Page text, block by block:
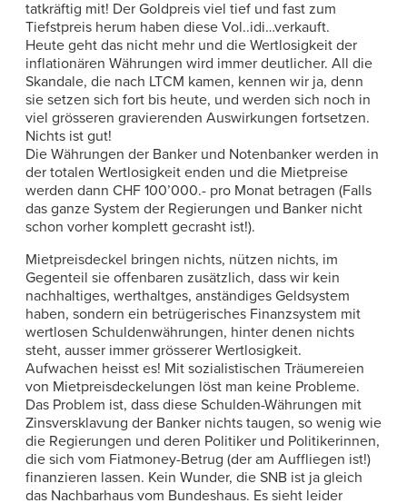
tatkräftig mit! Der Goldpreis viel tief und fast zum
Tiefstpreis herum haben diese Vol..idi…verkauft.
Heute geht das nicht mehr und die Wertlosigkeit der
inflationären Währungen wird immer deutlicher. All die
Skandale, die nach LTCM kamen, kennen wir ja, denn
sie setzen sich fort bis heute, und werden sich noch in
viel grösseren gravierenden Auswirkungen fortsetzen.
Nichts ist gut!
Die Währungen der Banker und Notenbanker werden in
der totalen Wertlosigkeit enden und die Mietpreise
werden dann CHF 100’000.- pro Monat betragen (Falls
das ganze System der Regierungen und Banker nicht
schon vorher komplett gecrasht ist!).
Mietpreisdeckel bringen nichts, nützen nichts, im
Gegenteil sie offenbaren zusätzlich, dass wir kein
nachhaltiges, werthaltges, anständiges Geldsystem
haben, sondern ein betrügerisches Finanzsystem mit
wertlosen Schuldenwährungen, hinter denen nichts
steht, ausser immer grösserer Wertlosigkeit.
Aufwachen heisst es! Mit sozialistischen Träumereien
von Mietpreisdeckelungen löst man keine Probleme.
Das Problem ist, dass diese Schulden-Währungen mit
Zinsversklavung der Banker nichts taugen, so wenig wie
die Regierungen und deren Politiker und Politikerinnen,
die sich vom Fiatmoney-Betrug (der am Auffliegen ist!)
finanzieren lassen. Kein Wunder, die SNB ist ja gleich
das Nachbarhaus vom Bundeshaus. Es sieht leider